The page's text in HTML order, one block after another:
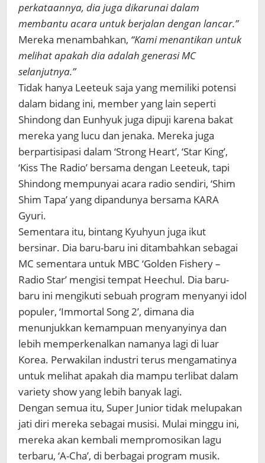
perkataannya, dia juga dikarunai dalam
membantu acara untuk berjalan dengan lancar.”
Mereka menambahkan, “Kami menantikan untuk
melihat apakah dia adalah generasi MC
selanjutnya.”
Tidak hanya Leeteuk saja yang memiliki potensi
dalam bidang ini, member yang lain seperti
Shindong dan Eunhyuk juga dipuji karena bakat
mereka yang lucu dan jenaka. Mereka juga
berpartisipasi dalam ‘Strong Heart’, ‘Star King’,
‘Kiss The Radio’ bersama dengan Leeteuk, tapi
Shindong mempunyai acara radio sendiri, ‘Shim
Shim Tapa’ yang dipandunya bersama KARA
Gyuri.
Sementara itu, bintang Kyuhyun juga ikut
bersinar. Dia baru-baru ini ditambahkan sebagai
MC sementara untuk MBC ‘Golden Fishery –
Radio Star’ mengisi tempat Heechul. Dia baru-
baru ini mengikuti sebuah program menyanyi idol
populer, ‘Immortal Song 2’, dimana dia
menunjukkan kemampuan menyanyinya dan
lebih memperkenalkan namanya lagi di luar
Korea. Perwakilan industri terus mengamatinya
untuk melihat apakah dia mampu terlibat dalam
variety show yang lebih banyak lagi.
Dengan semua itu, Super Junior tidak melupakan
jati diri mereka sebagai musisi. Mulai minggu ini,
mereka akan kembali mempromosikan lagu
terbaru, ‘A-Cha’, di berbagai program musik.